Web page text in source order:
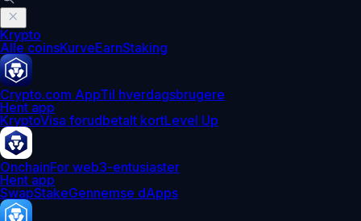
Krypto
Alle coinsKurveEarnStaking
Crypto.com AppTil hverdagsbrugere
Hent app
KryptoVisa forudbetalt kortLevel Up
OnchainFor web3-entusiaster
Hent app
SwapStakeGennemse dApps